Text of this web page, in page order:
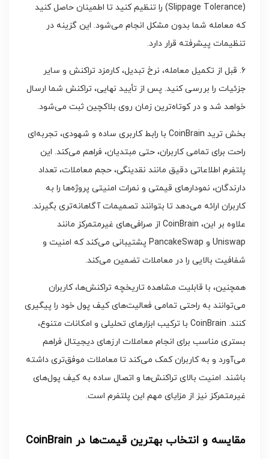
(Slippage Tolerance) را تنظیم کنید تا اطمینان حاصل کنید
که معامله شما بدون مشکل انجام می‌شود. این گزینه در
تنظیمات پیشرفته قرار دارد.
6. قبل از تکمیل معامله، نرخ تبدیل، کارمزد تراکنش و سایر
جزئیات را بررسی کنید. پس از تأیید نهایی، تراکنش شما ارسال
خواهد شد و در کوتاه‌ترین زمان روی بلاکچین ثبت می‌شود.
بخش ترید CoinBrain با رابط کاربری ساده و شهودی، تجربه‌ای
راحت برای تمامی کاربران، حتی مبتدیان، فراهم می‌کند. این
پلتفرم اطلاعاتی دقیق مانند نقدینگی، حجم معاملات، تعداد
دارندگان، نمودارهای قیمتی و نمرات امنیتی پروژه‌ها را به
کاربران ارائه می‌دهد تا بتوانند تصمیمات آگاهانه‌تری بگیرند.
علاوه بر این، CoinBrain از صرافی‌های غیرمتمرکز مانند
Uniswap و PancakeSwap پشتیبانی می‌کند که امنیت و
شفافیت بالایی را در معاملات تضمین می‌کند.
همچنین، با قابلیت مشاهده تاریخچه تراکنش‌ها، کاربران
می‌توانند به راحتی تمامی فعالیت‌های کیف پول خود را پیگیری
کنند. CoinBrain با ترکیب ابزارهای تحلیلی و امکانات متنوع،
بستری مناسب برای انجام معاملات ارزهای دیجیتال فراهم
می‌آورد و به کاربران کمک می‌کند تا معاملات موفق‌تری داشته
باشند. امنیت بالای تراکنش‌ها و اتصال ساده به کیف پول‌های
غیرمتمرکز نیز از مزایای مهم این پلتفرم است.
مقایسه و انتخاب بهترین قیمت‌ها در CoinBrain